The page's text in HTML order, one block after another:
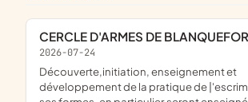
CERCLE D'ARMES DE
2026-07-24
découverte,initiation, enseignement et
développement de la pratique de